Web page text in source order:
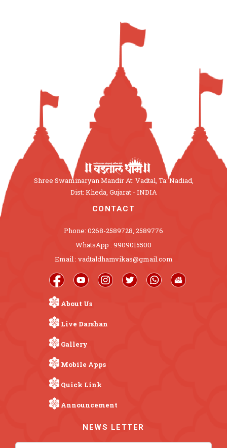
Shree Swaminaryan Mandir At: Vadtal, Ta: Nadiad,
Dist: Kheda, Gujarat - INDIA
CONTACT
Phone: 0268-2589728, 2589776
WhatsApp : 9909015500
Email : vadtaldhamvikas@gmail.com
About Us
Live Darshan
Gallery
Mobile Apps
Quick Link
Announcement
NEWS LETTER